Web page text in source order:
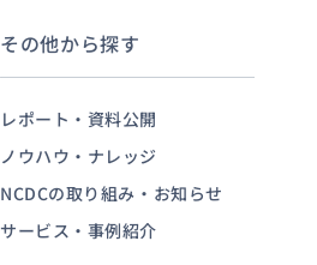
その他から探す
レポート・資料公開
ノウハウ・ナレッジ
NCDCの取り組み・お知らせ
サービス・事例紹介